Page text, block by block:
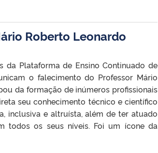
Roberto Leonardo
Plataforma de Ensino Continuado de
o falecimento do Professor Mário
da formação de inúmeros profissionais
seu conhecimento técnico e científico
inclusiva e altruísta, além de ter atuado
todos os seus níveis. Foi um ícone da